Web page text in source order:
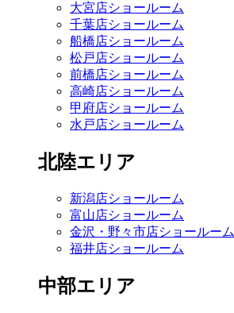
大宮店ショールーム
千葉店ショールーム
船橋店ショールーム
松戸店ショールーム
前橋店ショールーム
高崎店ショールーム
甲府店ショールーム
水戸店ショールーム
北陸エリア
新潟店ショールーム
富山店ショールーム
金沢・野々市店ショールーム
福井店ショールーム
中部エリア